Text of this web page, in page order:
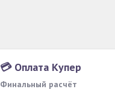
💳 Оплата Купер
Финальный расчёт